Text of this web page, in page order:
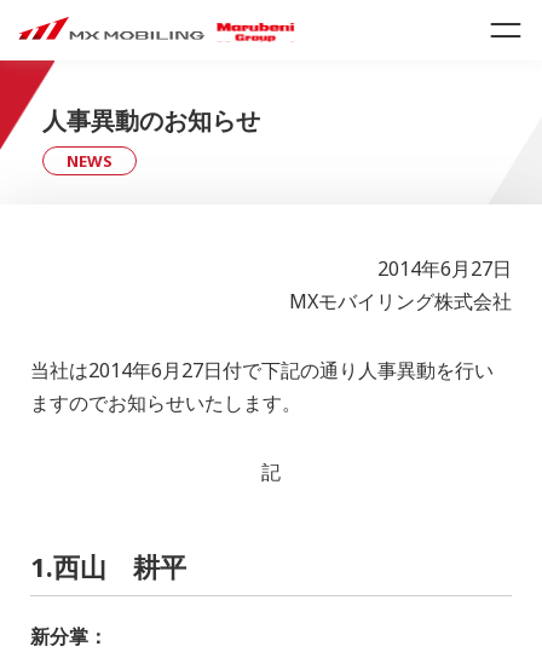
人事異動のお知らせ
NEWS
2014年6月27日
MXモバイリング株式会社
当社は2014年6月27日付で下記の通り人事異動を行い
ますのでお知らせいたします。
記
1.西山 耕平
新分掌：